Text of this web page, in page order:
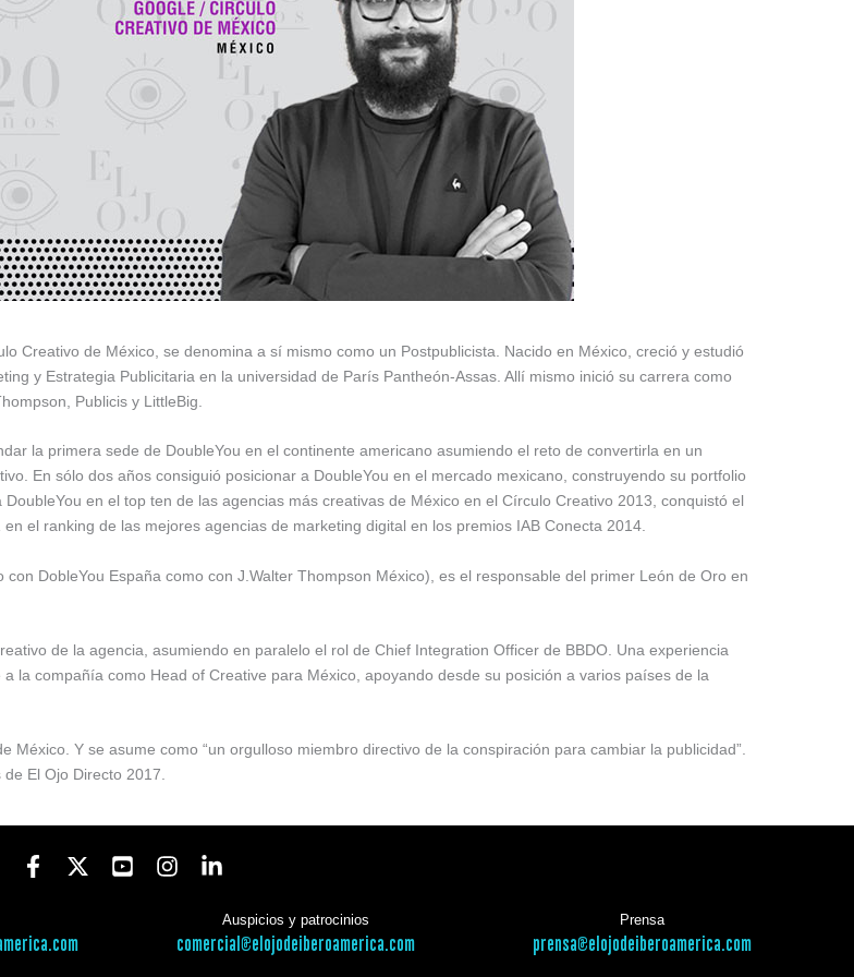
Creativo de México, se denomina a sí mismo como un Postpublicista. Nacido en México, creció y estudió
y Estrategia Publicitaria en la universidad de París Pantheón-Assas. Allí mismo inició su carrera como
Publicis y LittleBig.
la primera sede de DoubleYou en el continente americano asumiendo el reto de convertirla en un
En sólo dos años consiguió posicionar a DoubleYou en el mercado mexicano, construyendo su portfolio
en el top ten de las agencias más creativas de México en el Círculo Creativo 2013, conquistó el
el ranking de las mejores agencias de marketing digital en los premios IAB Conecta 2014.
DobleYou España como con J.Walter Thompson México), es el responsable del primer León de Oro en
de la agencia, asumiendo en paralelo el rol de Chief Integration Officer de BBDO. Una experiencia
la compañía como Head of Creative para México, apoyando desde su posición a varios países de la
Y se asume como “un orgulloso miembro directivo de la conspiración para cambiar la publicidad”.
El Ojo Directo 2017.
Auspicios y patrocinios
comercial@elojodeiberoamerica.com
Prensa
prensa@elojodeiberoamerica.com